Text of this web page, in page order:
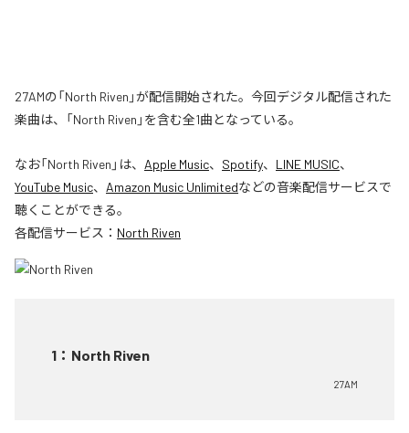
27AMの「North Riven」が配信開始された。今回デジタル配信された
楽曲は、「North Riven」を含む全1曲となっている。
なお「North Riven 」は、 Apple Music、 Spotify、 LINE MUSIC、
YouTube Music、 Amazon Music Unlimitedなどの音楽配信サービスで
聴くことができる。
各配信サービス： North Riven
1 ： North Riven
27AM